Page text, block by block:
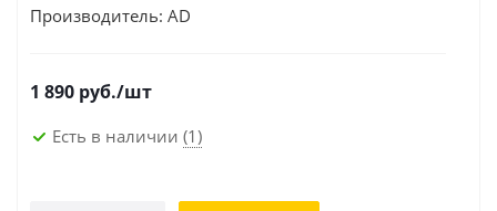
Производитель: AD
1 890 руб./шт
Есть в наличии (1)